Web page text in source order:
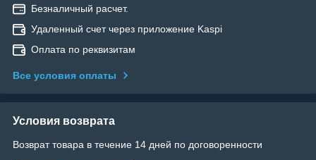
Безналичный расчет.
Удаленный счет через приложение Kaspi
Оплата по реквизитам
Все условия оплаты
Условия возврата
Возврат товара в течение 14 дней по договоренности